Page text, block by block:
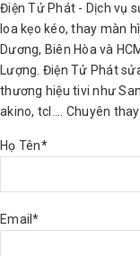
Điện Tử Phát - Dịch vụ
loa kẹo kéo, thay màn
Dương, Biên Hòa và
Lượng. Điện Tử Phát
thương hiệu tivi như
akino, tcl.... Chuyên
Họ Tên*
Email*